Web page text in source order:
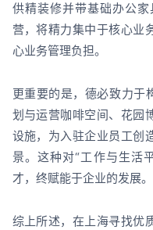
供精装修并带基础办公
营，将精力集中于核心业
心业务管理负担。
更重要的是，德必致力于
划与运营咖啡空间、花园
设施，为入驻企业员工创
景。这种对“工作与生活
才，终赋能于企业的发展。
综上所述，在上海寻找优